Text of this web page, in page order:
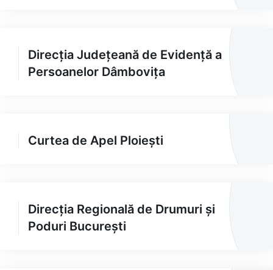
Direcția Județeană de Evidență a
Persoanelor Dâmbovița
Curtea de Apel Ploiești
Direcția Regională de Drumuri și
Poduri București